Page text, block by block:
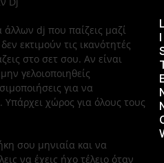
άλλων dj που παίζεις μαζί
εκτιμούν τις ικανότητές
στο σετ σου. Αν είναι
γελοιοποιηθείς
για να
χώρος για όλους τους
σου μηνιαία και να
να έχεις ήχο τέλειο όταν
I